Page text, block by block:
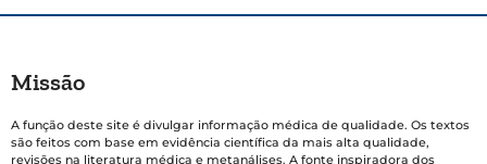
Missão
A função deste site é divulgar informação médica de qualidade. Os textos
são feitos com base em evidência científica da mais alta qualidade,
revisões na literatura médica e metanálises. A fonte inspiradora dos